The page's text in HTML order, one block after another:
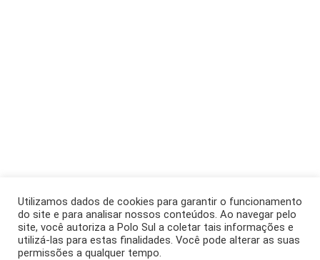
Utilizamos dados de cookies para garantir o funcionamento
do site e para analisar nossos conteúdos. Ao navegar pelo
site, você autoriza a Polo Sul a coletar tais informações e
utilizá-las para estas finalidades. Você pode alterar as suas
permissões a qualquer tempo.